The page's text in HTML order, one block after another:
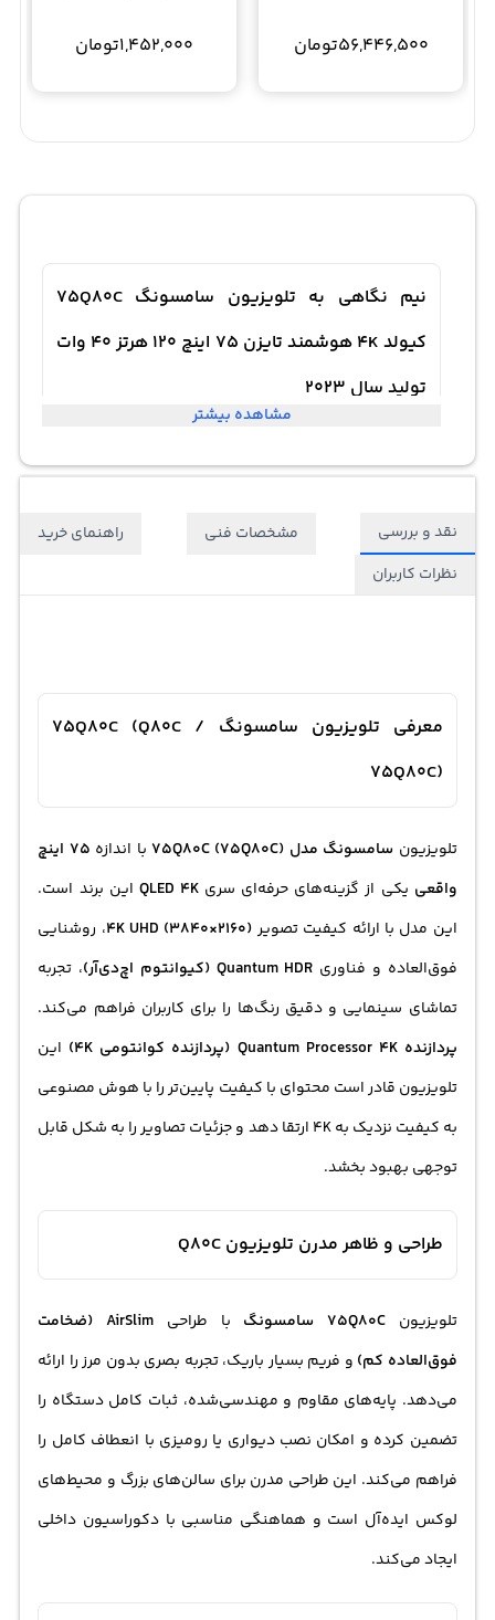
56,446,500تومان 1,452,000تومان
نیم نگاهی به تلویزیون سامسونگ 75Q80C
کیولد 4K هوشمند تایزن 75 اینچ 120 هرتز 40 وات
تولید سال 2023
مشاهده بیشتر
نقد و بررسی مشخصات فنی
راهنمای خرید
نظرات کاربران
معرفی تلویزیون سامسونگ 75Q80C (Q80C /
75Q80C)
تلویزیون سامسونگ مدل 75Q80C (75Q80C) با اندازه
75 اینچ
واقعی یکی از گزینه‌های حرفه‌ای سریQLED 4K این برند است.
این مدل با ارائه کیفیت تصویر4K UHD (3840×2160)، روشنایی
فوق‌العاده و فناوری Quantum HDR (کیوانتوم اچ‌دی‌آر)
، تجربه
تماشای سینمایی و دقیق رنگ‌ها را برای کاربران فراهم می‌کند.
پردازنده Quantum Processor 4K (پردازنده کوانتومی ۴K)
این
تلویزیون قادر است محتوای با کیفیت پایین‌تر را با هوش مصنوعی
به کیفیت نزدیک به 4K ارتقا دهد و جزئیات تصاویر را به شکل قابل
توجهی بهبود بخشد.
طراحی و ظاهر مدرن تلویزیون Q80C
تلویزیون75Q80C سامسونگ با طراحی
AirSlim (ضخامت
فوق‌العاده کم) و فریم بسیار باریک، تجربه بصری بدون مرز را ارائه
می‌دهد. پایه‌های مقاوم و مهندسی‌شده، ثبات کامل دستگاه را
تضمین کرده و امکان نصب دیواری یا رومیزی با انعطاف کامل را
فراهم می‌کند. این طراحی مدرن برای سالن‌های بزرگ و محیط‌های
لوکس ایده‌آل است و هماهنگی مناسبی با دکوراسیون داخلی
ایجاد می‌کند.